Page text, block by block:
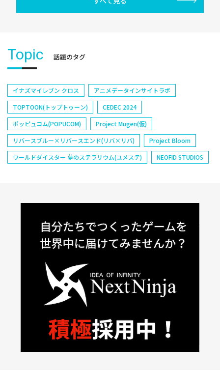
Topic 話題のタグ
イナズマイレブン クロス
アニメデータインサイトラボ
TOPTOON(トップトゥーン)
CEDEC 2024
ポッピュコム(POPUCOM)
Project Mugen(仮)
リバースブルー×リバースエンド(リバ×リバ)
Project Bloom
ワールドダイスター 夢のステラリウム(ユメステ)
NEOFID STUDIOS